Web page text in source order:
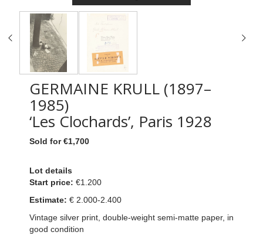
GERMAINE KRULL (1897–
1985)
‘Les Clochards’, Paris 1928
Sold for €1,700
Lot details
Start price: €1.200
Estimate: € 2.000-2.400
Vintage silver print, double-weight semi-matte paper, in
good condition